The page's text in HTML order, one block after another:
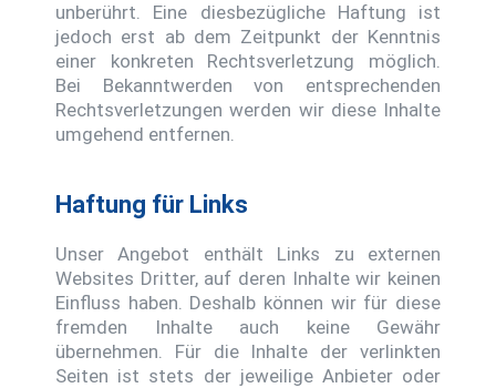
unberührt. Eine diesbezügliche Haftung ist
jedoch erst ab dem Zeitpunkt der Kenntnis
einer konkreten Rechtsverletzung möglich.
Bei Bekanntwerden von entsprechenden
Rechtsverletzungen werden wir diese Inhalte
umgehend entfernen.
Haftung für Links
Unser Angebot enthält Links zu externen
Websites Dritter, auf deren Inhalte wir keinen
Einfluss haben. Deshalb können wir für diese
fremden Inhalte auch keine Gewähr
übernehmen. Für die Inhalte der verlinkten
Seiten ist stets der jeweilige Anbieter oder